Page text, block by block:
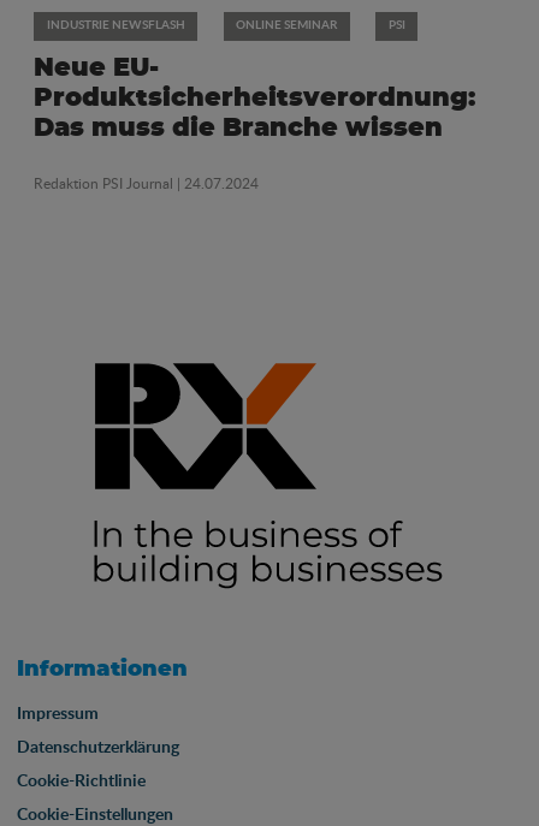
INDUSTRIE NEWSFLASH ONLINE SEMINAR PSI
Neue EU-
Produktsicherheitsverordnung:
Das muss die Branche wissen
Redaktion PSI Journal | 24.07.2024
Informationen
Impressum
Datenschutzerklärung
Cookie-Richtlinie
Cookie-Einstellungen